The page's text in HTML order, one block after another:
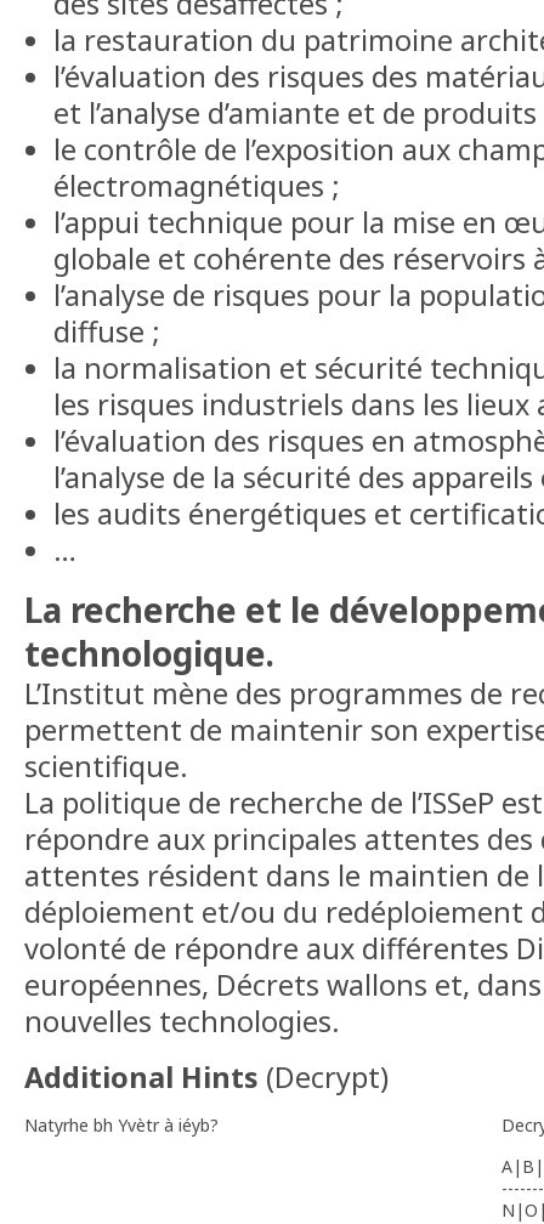
la restauration du patrimoine
l’évaluation des risques des
et l’analyse d’amiante et de
le contrôle de l’exposition aux
électromagnétiques ;
l’appui technique pour la mise en
globale et cohérente des réservoirs
l’analyse de risques pour la
diffuse ;
la normalisation et sécurité
les risques industriels dans les lieux
l’évaluation des risques en
l’analyse de la sécurité des
les audits énergétiques et
…
La recherche et le
technologique.
L’Institut mène des programmes de
permettent de maintenir son
scientifique.
La politique de recherche de l’ISSeP
répondre aux principales attentes des
attentes résident dans le maintien de
déploiement et/ou du redéploiement
volonté de répondre aux différentes
européennes, Décrets wallons et,
nouvelles technologies.
Additional Hints (Decrypt)
Natyrhe bh Yvètr à iéyb?